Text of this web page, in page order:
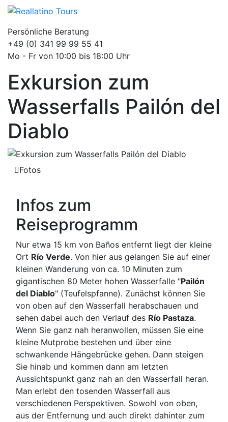
Persönliche Beratung
+49 (0) 341 99 99 55 41
Mo - Fr von 10:00 bis 18:00 Uhr
Exkursion zum
Wasserfalls Pailón del
Diablo
Fotos
Infos zum
Reiseprogramm
Nur etwa 15 km von Baños entfernt liegt der kleine
Ort Río Verde. Von hier aus gelangen Sie auf einer
kleinen Wanderung von ca. 10 Minuten zum
gigantischen 80 Meter hohen Wasserfalle "Pailón
del Diablo" (Teufelspfanne). Zunächst können Sie
von oben auf den Wasserfall herabschauen und
sehen dabei auch den Verlauf des Río Pastaza.
Wenn Sie ganz nah heranwollen, müssen Sie eine
kleine Mutprobe bestehen und über eine
schwankende Hängebrücke gehen. Dann steigen
Sie hinab und kommen dann am letzten
Aussichtspunkt ganz nah an den Wasserfall heran.
Man erlebt den tosenden Wasserfall aus
verschiedenen Perspektiven. Sowohl von oben,
aus der Entfernung und auch direkt dahinter zum